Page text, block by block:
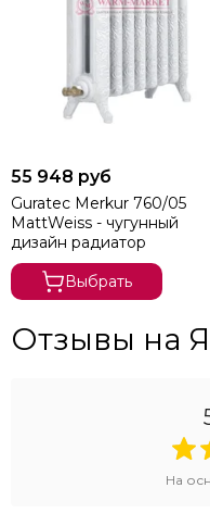
55 948 руб
Guratec Merkur 760/05
MattWeiss - чугунный
дизайн радиатор
Выбрать
Отзывы на
На